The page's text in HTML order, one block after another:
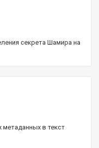
секрета Шамира на
в текст